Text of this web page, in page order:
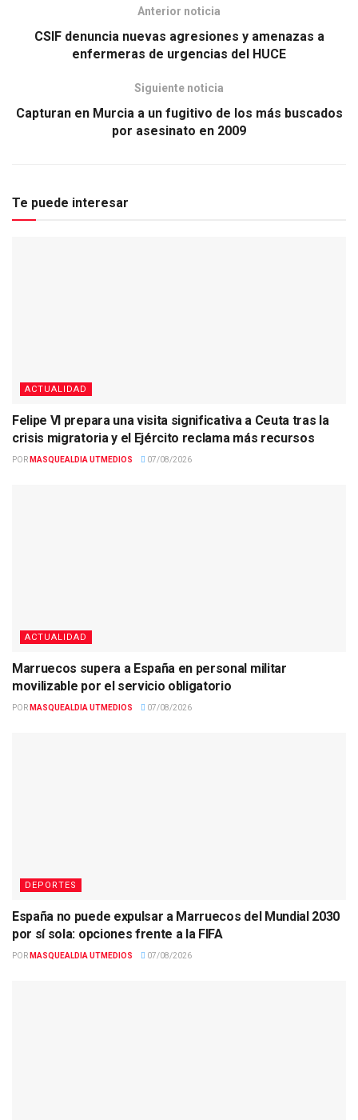
Anterior noticia
CSIF denuncia nuevas agresiones y amenazas a
enfermeras de urgencias del HUCE
Siguiente noticia
Capturan en Murcia a un fugitivo de los más buscados
por asesinato en 2009
Te puede interesar
ACTUALIDAD
Felipe VI prepara una visita significativa a Ceuta tras la
crisis migratoria y el Ejército reclama más recursos
POR MASQUEALDIA UTMEDIOS 07/08/2026
ACTUALIDAD
Marruecos supera a España en personal militar
movilizable por el servicio obligatorio
POR MASQUEALDIA UTMEDIOS 07/08/2026
DEPORTES
España no puede expulsar a Marruecos del Mundial 2030
por sí sola: opciones frente a la FIFA
POR MASQUEALDIA UTMEDIOS 07/08/2026